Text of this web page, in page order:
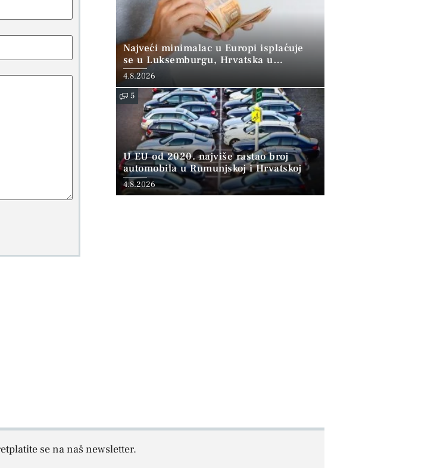
Najveći minimalac u Europi isplaćuje
se u Luksemburgu, Hrvatska u
“srednjoj skupini”
4.8.2026
5
U EU od 2020. najviše rastao broj
automobila u Rumunjskoj i Hrvatskoj
4.8.2026
se na naš newsletter.